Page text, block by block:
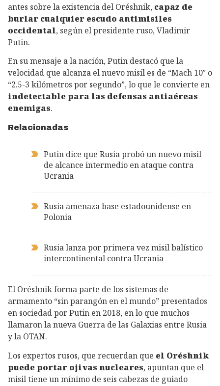
antes sobre la existencia del Oréshnik, capaz de
burlar cualquier escudo antimisiles
occidental, según el presidente ruso, Vladimir
Putin.
En su mensaje a la nación, Putin destacó que la
velocidad que alcanza el nuevo misil es de “Mach 10″ o
“2.5-3 kilómetros por segundo”, lo que le convierte en
indetectable para las defensas antiaéreas
enemigas.
Relacionadas
Putin dice que Rusia probó un nuevo misil
de alcance intermedio en ataque contra
Ucrania
Rusia amenaza base estadounidense en
Polonia
Rusia lanza por primera vez misil balístico
intercontinental contra Ucrania
El Oréshnik forma parte de los sistemas de
armamento “sin parangón en el mundo” presentados
en sociedad por Putin en 2018, en lo que muchos
llamaron la nueva Guerra de las Galaxias entre Rusia
y la OTAN.
Los expertos rusos, que recuerdan que el Oréshnik
puede portar ojivas nucleares, apuntan que el
misil tiene un mínimo de seis cabezas de guiado